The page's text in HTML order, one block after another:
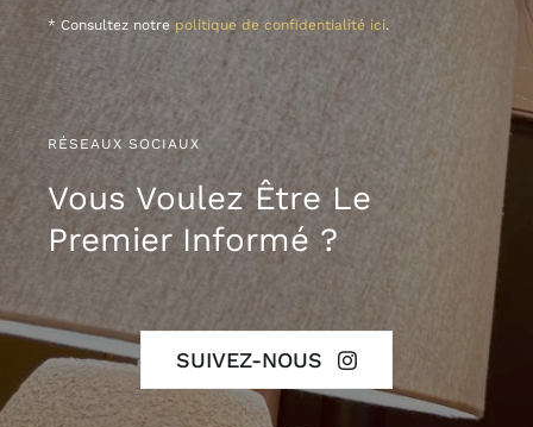
* Consultez notre politique de confidentialité ici.
RÉSEAUX SOCIAUX
Vous Voulez Être Le
Premier Informé ?
SUIVEZ-NOUS